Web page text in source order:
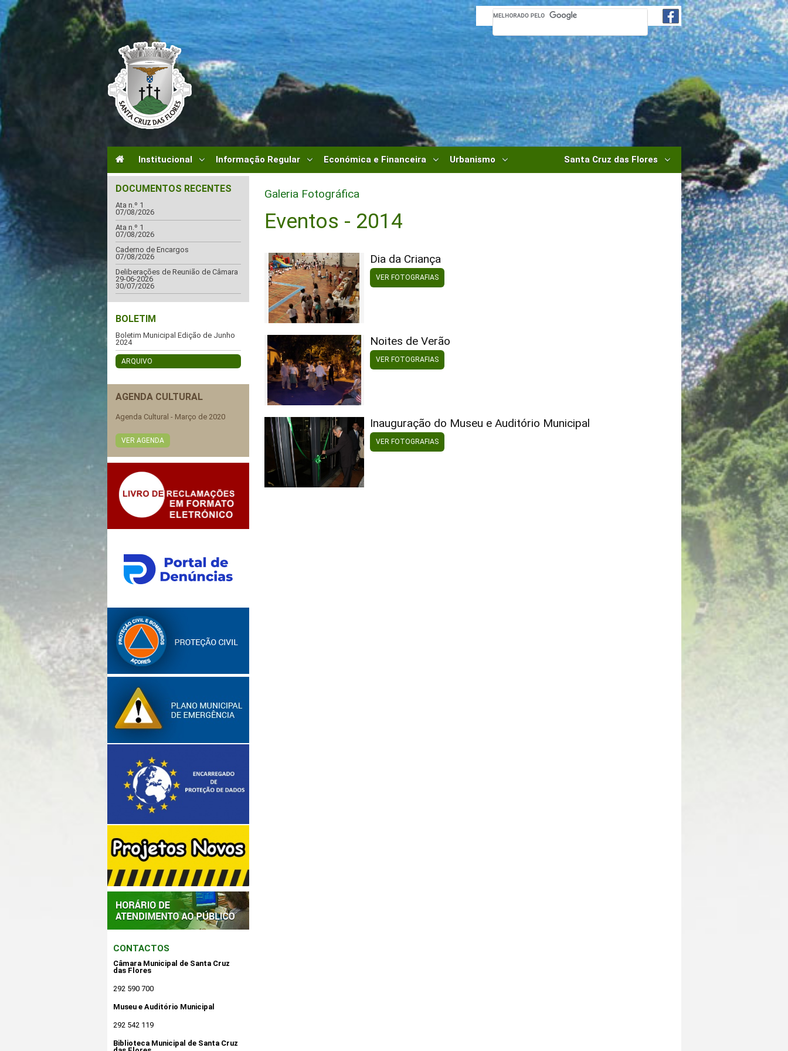
Institucional Informação Regular Económica e Financeira Urbanismo Santa Cruz das Flores
DOCUMENTOS RECENTES
Ata n.º 1
07/08/2026
Ata n.º 1
07/08/2026
Caderno de Encargos
07/08/2026
Deliberações de Reunião de Câmara
29-06-2026
30/07/2026
BOLETIM
Boletim Municipal Edição de Junho
2024
ARQUIVO
AGENDA CULTURAL
Agenda Cultural - Março de 2020
VER AGENDA
CONTACTOS
Câmara Municipal de Santa Cruz
das Flores
292 590 700
Museu e Auditório Municipal
292 542 119
Biblioteca Municipal de Santa Cruz
Galeria Fotográfica
Eventos - 2014
Dia da Criança
VER FOTOGRAFIAS
Noites de Verão
VER FOTOGRAFIAS
Inauguração do Museu e Auditório Municipal
VER FOTOGRAFIAS